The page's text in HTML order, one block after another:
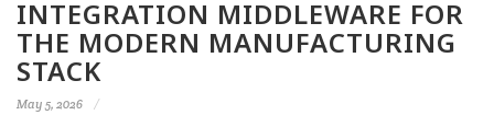
INTEGRATION MIDDLEWARE FOR
THE MODERN MANUFACTURING
STACK
May 5, 2026